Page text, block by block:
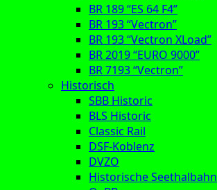
BR 189 “ES 64 F4”
BR 193 “Vectron”
BR 193 “Vectron XLoad”
BR 2019 “EURO 9000”
BR 7193 “Vectron”
Historisch
SBB Historic
BLS Historic
Classic Rail
DSF-Koblenz
DVZO
Historische Seethalbahn